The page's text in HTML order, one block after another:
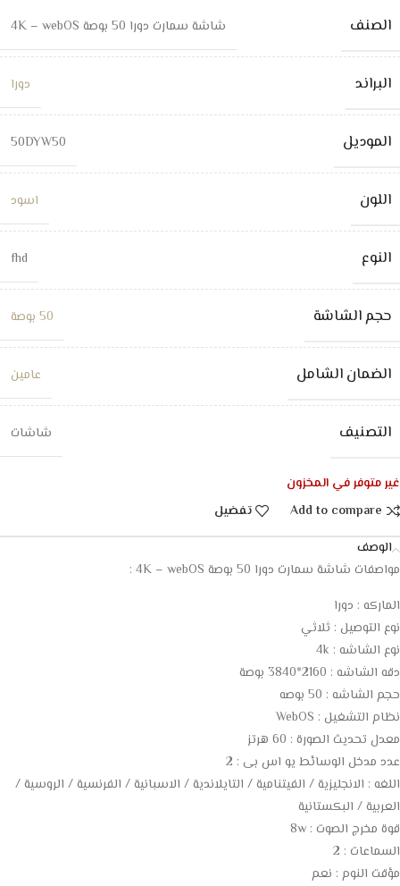
الصنف شاشة سمارت دورا 50 بوصة 4K – webOS
البراند دورا
الموديل 50DYW50
اللون اسود
النوع fhd
حجم الشاشة 50 بوصة
الضمان الشامل عامين
التصنيف شاشات
غير متوفر في المخزون
Add to compare
تفضيل
الوصف
مواصفات شاشة سمارت دورا 50 بوصة 4K – webOS :
الماركه : دورا
نوع التوصيل : ثلاثي
نوع الشاشه : 4k
دقه الشاشه : 2160*3840 بوصة
حجم الشاشه : 50 بوصه
نظام التشغيل : WebOS
معدل تحديث الصورة : 60 هرتز
عدد مدخل الوسائط يو اس بى : 2
اللغه : الانجليزية / الفيتنامية / التايلاندية / الاسبانية / الفرنسية / الروسية /
العربية / البكستانية
قوة مخرج الصوت : 8w
السماعات : 2
مؤقت النوم : نعم